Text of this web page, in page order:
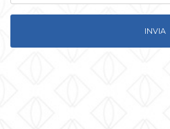
INVIA